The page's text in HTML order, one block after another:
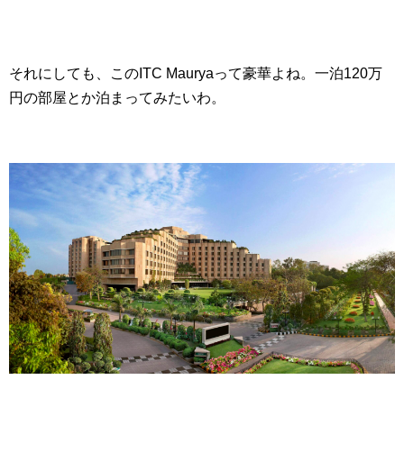
それにしても、このITC Mauryaって豪華よね。一泊120万
円の部屋とか泊まってみたいわ。